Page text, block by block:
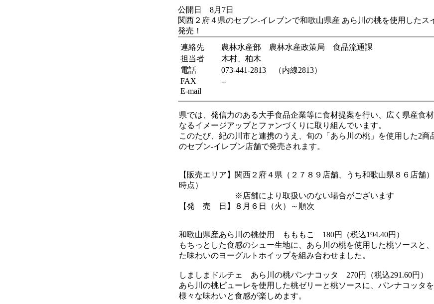
公開日 8月7日
関西２府４県のセブン‐イレブンで和歌山県産 あら川の桃を使用したス
発売！
連絡先
農林水産部 農林水産政策局 食品流通課
担当者
木村、柏木
電話
073-441-2813 （内線2813）
FAX
--
E-mail
県では、発信力のある大手食品企業等に食材提案を行い、広く県産食
なるイメージアップとファンづくりに取り組んでいます。
このたび、紀の川市と連携のうえ、旬の「あら川の桃」を使用した2商
のセブン‐イレブン店舗で発売されます。
【販売エリア】関西２府４県（２７８９店舗、うち和歌山県８６店舗
時点）
※店舗により取扱いのない場合がございます
【発 売 日】８月６日（火）～順次
和歌山県産あら川の桃使用 もももこ 180円（税込194.40円）
もちっとした食感のシュー生地に、あら川の桃を使用した桃ソースと
た味わいのヨーグルトホイップを組み合わせました。
しましまドルチェ あら川の桃パンナコッタ 270円（税込291.60円）
あら川の桃ピューレを使用した桃ゼリーと桃ソースに、パンナコッタを
様々な味わいと食感が楽しめます。